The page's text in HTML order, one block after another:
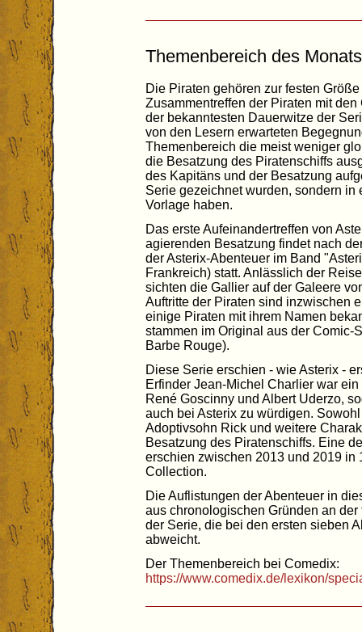
Themenbereich des
Die Piraten gehören zur festen
Zusammentreffen der Piraten mit
der bekanntesten Dauerwitze der
von den Lesern erwarteten
Themenbereich die meist weniger
die Besatzung des Piratenschiffs
des Kapitäns und der Besatzung
Serie gezeichnet wurden, sondern
Vorlage haben.
Das erste Aufeinandertreffen von
agierenden Besatzung findet nach
der Asterix-Abenteuer im Band
Frankreich) statt. Anlässlich der
sichten die Gallier auf der Galeere
Auftritte der Piraten sind inzwischen
einige Piraten mit ihrem Namen
stammen im Original aus der Comic-
Barbe Rouge).
Diese Serie erschien - wie Asterix -
Erfinder Jean-Michel Charlier war
René Goscinny und Albert Uderzo,
auch bei Asterix zu würdigen.
Adoptivsohn Rick und weitere
Besatzung des Piratenschiffs. Eine
erschien zwischen 2013 und 2019 in
Collection.
Die Auflistungen der Abenteuer in
aus chronologischen Gründen an
der Serie, die bei den ersten sieben
abweicht.
Der Themenbereich bei Comedix:
https://www.comedix.de/lexikon/